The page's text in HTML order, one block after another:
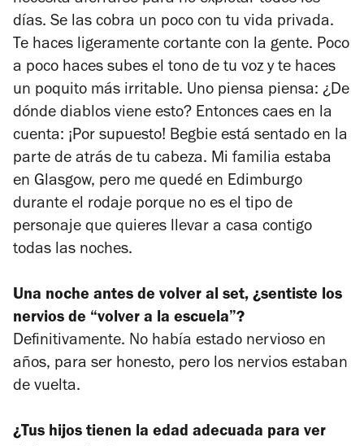
días. Se las cobra un poco con tu vida privada.
Te haces ligeramente cortante con la gente. Poco
a poco haces subes el tono de tu voz y te haces
un poquito más irritable. Uno piensa piensa: ¿De
dónde diablos viene esto? Entonces caes en la
cuenta: ¡Por supuesto! Begbie está sentado en la
parte de atrás de tu cabeza. Mi familia estaba
en Glasgow, pero me quedé en Edimburgo
durante el rodaje porque no es el tipo de
personaje que quieres llevar a casa contigo
todas las noches.
Una noche antes de volver al set, ¿sentiste los
nervios de “volver a la escuela”?
Definitivamente. No había estado nervioso en
años, para ser honesto, pero los nervios estaban
de vuelta.
¿Tus hijos tienen la edad adecuada para ver